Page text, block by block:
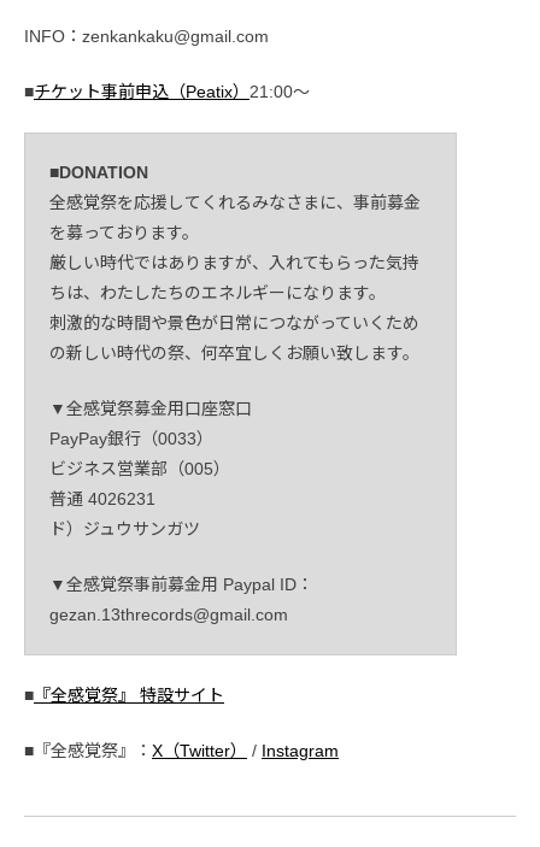
INFO：zenkankaku@gmail.com
■チケット事前申込（Peatix） 21:00〜
■DONATION
全感覚祭を応援してくれるみなさまに、事前募金
を募っております。
厳しい時代ではありますが、入れてもらった気持
ちは、わたしたちのエネルギーになります。
刺激的な時間や景色が日常につながっていくため
の新しい時代の祭、何卒宜しくお願い致します。
▼全感覚祭募金用口座窓口
PayPay銀行（0033）
ビジネス営業部（005）
普通 4026231
ド）ジュウサンガツ
▼全感覚祭事前募金用 Paypal ID：
gezan.13threcords@gmail.com
■ 『全感覚祭』 特設サイト
■『全感覚祭』： X（Twitter） / Instagram